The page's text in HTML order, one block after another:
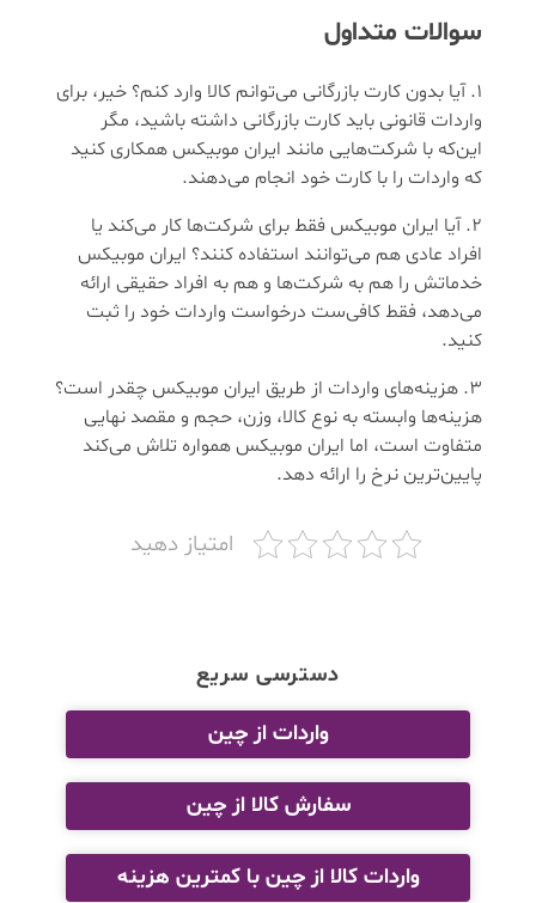
سوالات متداول
آیا بدون کارت بازرگانی می‌توانم کالا وارد کنم؟ خیر، برای
واردات قانونی باید کارت بازرگانی داشته باشید، مگر
این‌که با شرکت‌هایی مانند ایران موبیکس همکاری کنید
که واردات را با کارت خود انجام می‌دهند.
آیا ایران موبیکس فقط برای شرکت‌ها کار می‌کند یا
افراد عادی هم می‌توانند استفاده کنند؟ ایران موبیکس
خدماتش را هم به شرکت‌ها و هم به افراد حقیقی ارائه
می‌دهد، فقط کافی‌ست درخواست واردات خود را ثبت
کنید.
هزینه‌های واردات از طریق ایران موبیکس چقدر است؟
هزینه‌ها وابسته به نوع کالا، وزن، حجم و مقصد نهایی
متفاوت است، اما ایران موبیکس همواره تلاش می‌کند
پایین‌ترین نرخ را ارائه دهد.
امتیاز دهید
دسترسی سریع
واردات از چین
سفارش کالا از چین
واردات کالا از چین با کمترین هزینه